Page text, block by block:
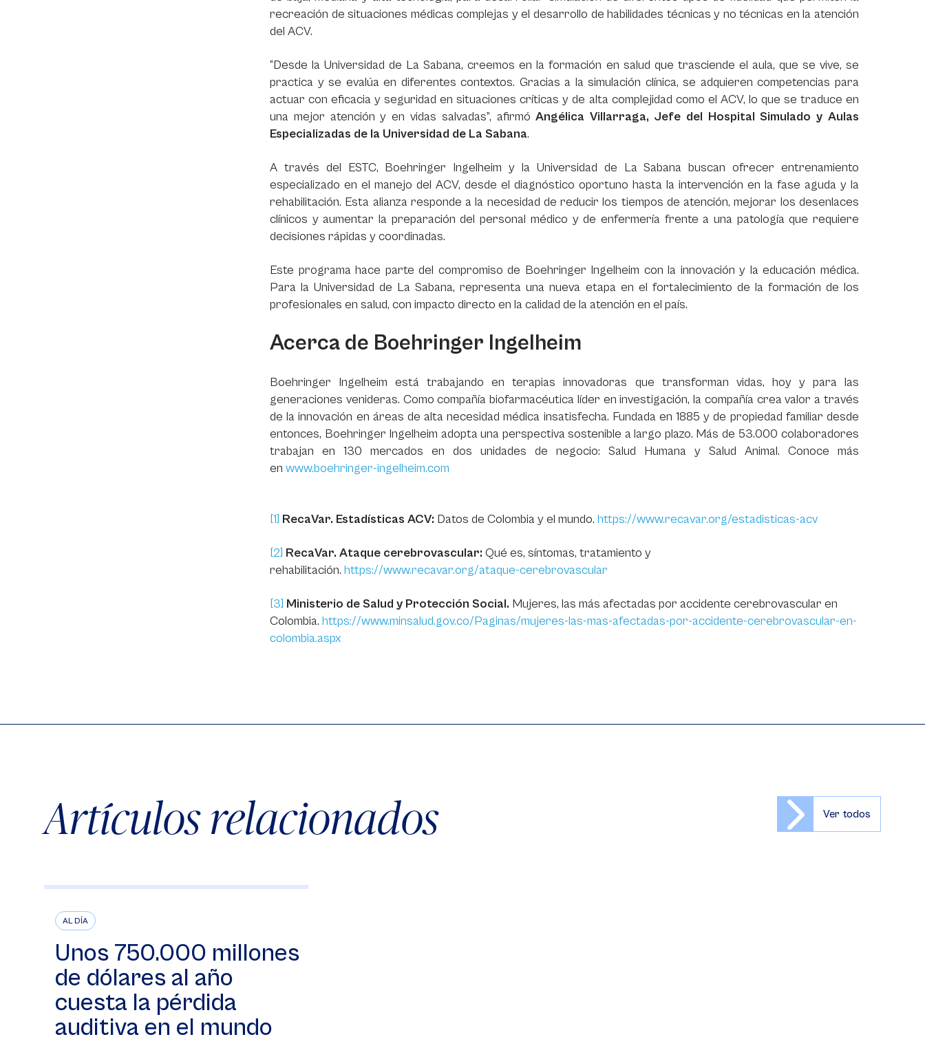
recreación de situaciones médicas complejas y el desarrollo de habilidades técnicas y no técnicas en la atención
del ACV.
“Desde la Universidad de La Sabana, creemos en la formación en salud que trasciende el aula, que se vive, se
practica y se evalúa en diferentes contextos. Gracias a la simulación clínica, se adquieren competencias para
actuar con eficacia y seguridad en situaciones críticas y de alta complejidad como el ACV, lo que se traduce en
una mejor atención y en vidas salvadas”, afirmóAngélica Villarraga, Jefe del Hospital Simulado y Aulas
Especializadas de la Universidad de La Sabana.
A través del ESTC, Boehringer Ingelheim y la Universidad de La Sabana buscan ofrecer entrenamiento
especializado en el manejo del ACV, desde el diagnóstico oportuno hasta la intervención en la fase aguda y la
rehabilitación. Esta alianza responde a la necesidad de reducir los tiempos de atención, mejorar los desenlaces
clínicos y aumentar la preparación del personal médico y de enfermería frente a una patología que requiere
decisiones rápidas y coordinadas.
Este programa hace parte del compromiso de Boehringer Ingelheim con la innovación y la educación médica.
Para la Universidad de La Sabana, representa una nueva etapa en el fortalecimiento de la formación de los
profesionales en salud, con impacto directo en la calidad de la atención en el país.
Acerca de Boehringer Ingelheim
Boehringer Ingelheim está trabajando en terapias innovadoras que transforman vidas, hoy y para las
generaciones venideras. Como compañía biofarmacéutica líder en investigación, la compañía crea valor a través
de la innovación en áreas de alta necesidad médica insatisfecha. Fundada en 1885 y de propiedad familiar desde
entonces, Boehringer Ingelheim adopta una perspectiva sostenible a largo plazo. Más de 53.000 colaboradores
trabajan en 130 mercados en dos unidades de negocio: Salud Humana y Salud Animal. Conoce más
en www.boehringer-ingelheim.com
[1] RecaVar. Estadísticas ACV: Datos de Colombia y el mundo. https://www.recavar.org/estadisticas-acv
[2] RecaVar. Ataque cerebrovascular: Qué es, síntomas, tratamiento y
rehabilitación. https://www.recavar.org/ataque-cerebrovascular
[3] Ministerio de Salud y Protección Social. Mujeres, las más afectadas por accidente cerebrovascular en
Colombia. https://www.minsalud.gov.co/Paginas/mujeres-las-mas-afectadas-por-accidente-cerebrovascular-en-
colombia.aspx
Artículos relacionados Ver todos
AL DÍA
Unos 750.000 millones
de dólares al año
cuesta la pérdida
auditiva en el mundo